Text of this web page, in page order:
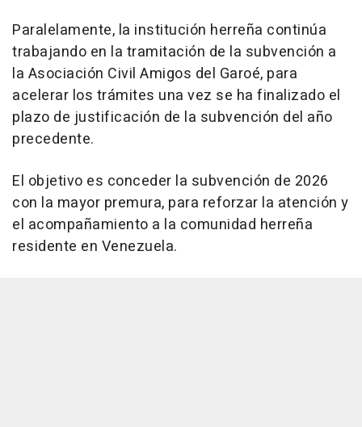
Paralelamente, la institución herreña continúa
trabajando en la tramitación de la subvención a
la Asociación Civil Amigos del Garoé, para
acelerar los trámites una vez se ha finalizado el
plazo de justificación de la subvención del año
precedente.
El objetivo es conceder la subvención de 2026
con la mayor premura, para reforzar la atención y
el acompañamiento a la comunidad herreña
residente en Venezuela.